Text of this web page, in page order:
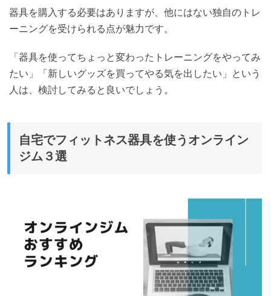
器具を購入する必要はありますが、他にはない独自のトレ
ーニングを受けられる点が魅力です。
「器具を使ってちょっと変わったトレーニングをやってみ
たい」「新しいグッズを買ってやる気を出したい」という
人は、検討してみると良いでしょう。
自宅でフィットネス器具を使うオンライン
ジム３選